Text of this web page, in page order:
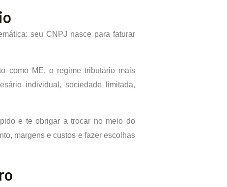
seu CNPJ nasce para faturar
como ME, o regime tributário mais
individual, sociedade limitada,
e te obrigar a trocar no meio do
margens e custos e fazer escolhas